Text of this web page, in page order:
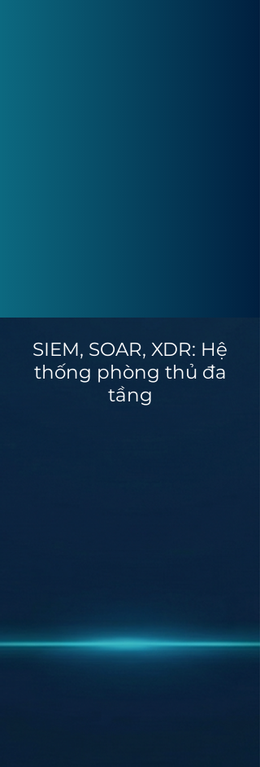
SIEM, SOAR, XDR: Hệ
thống phòng thủ đa
tầng